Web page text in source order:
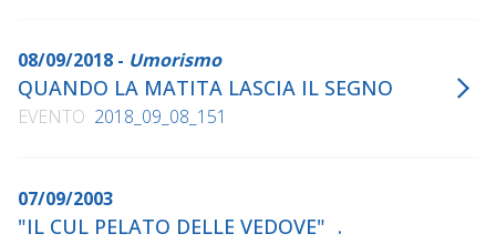
"Parliamo tanto di...lui", da un'idea di Paolo della Bella e
Aldo Frangioni, Campanotto, 2013
"... e lasciateli divertire!", con Aldo Frangioni, Cadmo,
08/09/2018 - Umorismo
QUANDO LA MATITA LASCIA IL SEGNO
EVENTO 2018_09_08_151
07/09/2003
"IL CUL PELATO DELLE VEDOVE" .